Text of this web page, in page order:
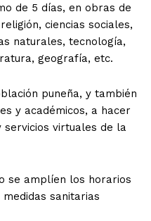
de 5 días, en obras de
ciencias sociales,
naturales, tecnología,
geografía, etc.
puneña, y también
y académicos, a hacer
servicios virtuales de la
se amplíen los horarios
sanitarias